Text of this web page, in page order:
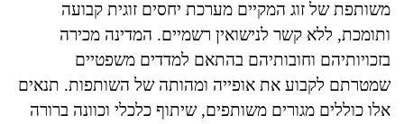
משותפת של זוג המקיים מערכת יחסים זוגית קבועה
ותומכת, ללא קשר לנישואין רשמיים. המדינה מכירה
בזכויותיהם וחובותיהם בהתאם למדדים משפטיים
שמטרתם לקבוע את אופייה ומהותה של השותפות. תנאים
אלו כוללים מגורים משותפים, שיתוף כלכלי וכוונה ברורה